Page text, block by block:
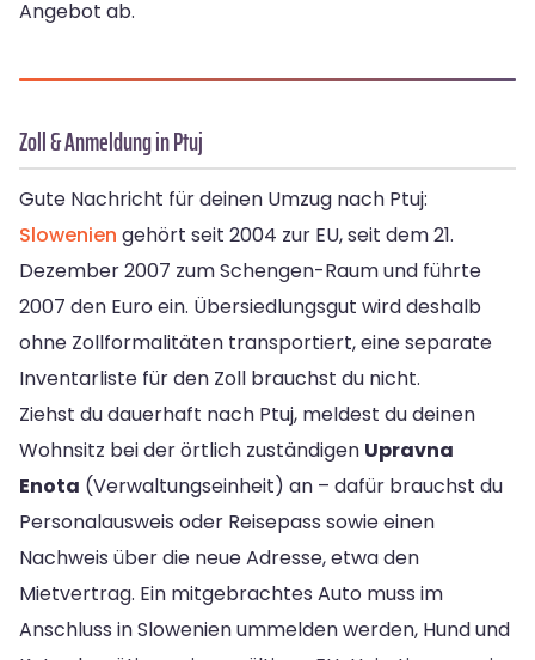
Angebot ab.
Zoll & Anmeldung in Ptuj
Gute Nachricht für deinen Umzug nach Ptuj:
Slowenien gehört seit 2004 zur EU, seit dem 21.
Dezember 2007 zum Schengen-Raum und führte
2007 den Euro ein. Übersiedlungsgut wird deshalb
ohne Zollformalitäten transportiert, eine separate
Inventarliste für den Zoll brauchst du nicht.
Ziehst du dauerhaft nach Ptuj, meldest du deinen
Wohnsitz bei der örtlich zuständigen Upravna
Enota (Verwaltungseinheit) an – dafür brauchst du
Personalausweis oder Reisepass sowie einen
Nachweis über die neue Adresse, etwa den
Mietvertrag. Ein mitgebrachtes Auto muss im
Anschluss in Slowenien ummelden werden, Hund und